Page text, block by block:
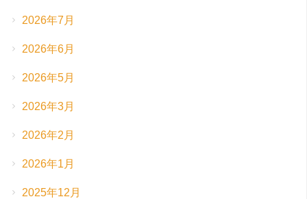
2026年7月
2026年6月
2026年5月
2026年3月
2026年2月
2026年1月
2025年12月